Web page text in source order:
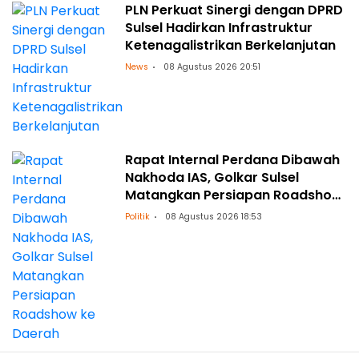
PLN Perkuat Sinergi dengan DPRD
Sulsel Hadirkan Infrastruktur
Ketenagalistrikan Berkelanjutan
News 08 Agustus 2026 20:51
Rapat Internal Perdana Dibawah
Nakhoda IAS, Golkar Sulsel
Matangkan Persiapan Roadshow
ke Daerah
Politik 08 Agustus 2026 18:53